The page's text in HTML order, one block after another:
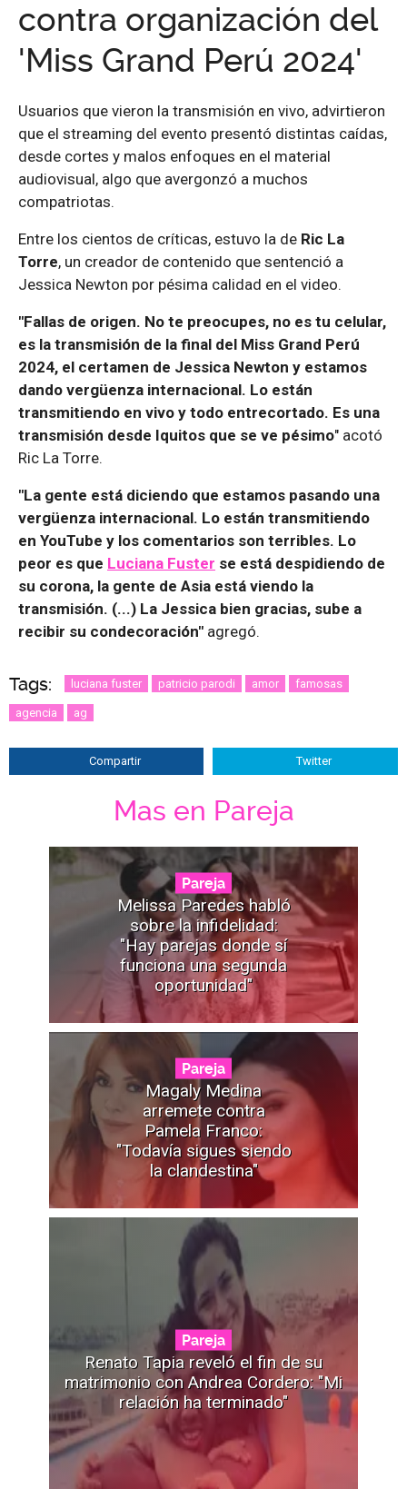
contra organización del
'Miss Grand Perú 2024'
Usuarios que vieron la transmisión en vivo, advirtieron
que el streaming del evento presentó distintas caídas,
desde cortes y malos enfoques en el material
audiovisual, algo que avergonzó a muchos
compatriotas.
Entre los cientos de críticas, estuvo la de Ric La
Torre, un creador de contenido que sentenció a
Jessica Newton por pésima calidad en el video.
"Fallas de origen. No te preocupes, no es tu celular,
es la transmisión de la final del Miss Grand Perú
2024, el certamen de Jessica Newton y estamos
dando vergüenza internacional. Lo están
transmitiendo en vivo y todo entrecortado. Es una
transmisión desde Iquitos que se ve pésimo" acotó
Ric La Torre.
"La gente está diciendo que estamos pasando una
vergüenza internacional. Lo están transmitiendo
en YouTube y los comentarios son terribles. Lo
peor es que Luciana Fuster se está despidiendo de
su corona, la gente de Asia está viendo la
transmisión. (...) La Jessica bien gracias, sube a
recibir su condecoración" agregó.
Tags: luciana fuster patricio parodi amor famosas
agencia ag
Compartir Twitter
Mas en Pareja
Pareja
Melissa Paredes habló
sobre la infidelidad:
"Hay parejas donde sí
funciona una segunda
oportunidad"
Pareja
Magaly Medina
arremete contra
Pamela Franco:
"Todavía sigues siendo
la clandestina"
Pareja
Renato Tapia reveló el fin de su
matrimonio con Andrea Cordero: "Mi
relación ha terminado"